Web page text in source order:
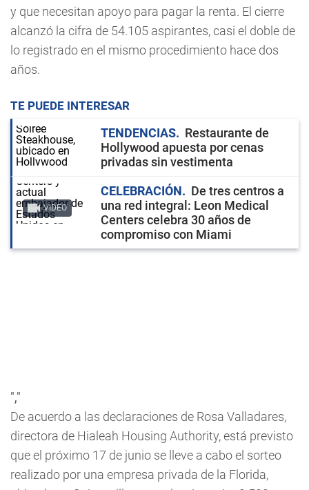
y que necesitan apoyo para pagar la renta. El cierre
alcanzó la cifra de 54.105 aspirantes, casi el doble de
lo registrado en el mismo procedimiento hace dos
años.
TE PUEDE INTERESAR
TENDENCIAS
Restaurante de
Hollywood apuesta por cenas
privadas sin vestimenta
VIDEO
CELEBRACIÓN
De tres centros a
una red integral: Leon Medical
Centers celebra 30 años de
compromiso con Miami
","
De acuerdo a las declaraciones de Rosa Valladares,
directora de Hialeah Housing Authority, está previsto
que el próximo 17 de junio se lleve a cabo el sorteo
realizado por una empresa privada de la Florida,